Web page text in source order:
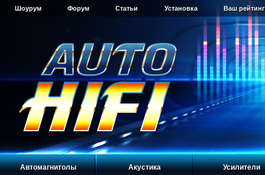
Шоурум Форум Статьи Установка Ваш
Автомагнитолы Акустика Усилители